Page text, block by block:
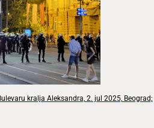
kralja Aleksandra, 2. jul 2025, Beograd;